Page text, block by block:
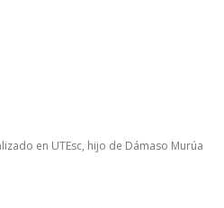
en UTEsc, hijo de Dámaso Murúa